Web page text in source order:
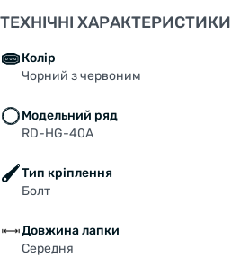
ТЕХНІЧНІ ХАРАКТЕРИСТИКИ
Колір
Чорний з червоним
Модельний ряд
RD-HG-40A
Тип кріплення
Болт
Довжина лапки
Середня